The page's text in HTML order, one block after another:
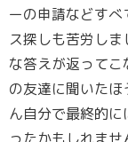
ーの申請などす
ス探しも苦労し
な答えが返って
の友達に聞いた
ん自分で最終的